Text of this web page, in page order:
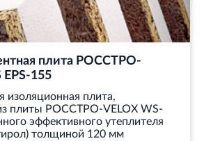
плита РОССТРО-
EPS-155
изоляционная плита,
плиты РОССТРО-VELOX WS-
эффективного утеплителя
толщиной 120 мм